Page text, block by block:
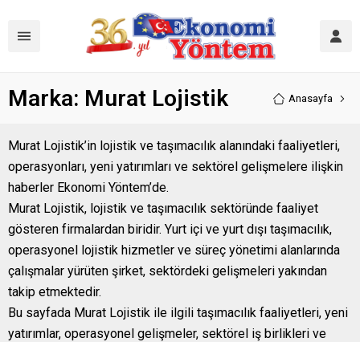
Marka: Murat Lojistik Anasayfa
Murat Lojistik’in lojistik ve taşımacılık alanındaki faaliyetleri,
operasyonları, yeni yatırımları ve sektörel gelişmelere ilişkin
haberler Ekonomi Yöntem’de.
Murat Lojistik, lojistik ve taşımacılık sektöründe faaliyet
gösteren firmalardan biridir. Yurt içi ve yurt dışı taşımacılık,
operasyonel lojistik hizmetler ve süreç yönetimi alanlarında
çalışmalar yürüten şirket, sektördeki gelişmeleri yakından
takip etmektedir.
Bu sayfada Murat Lojistik ile ilgili taşımacılık faaliyetleri, yeni
yatırımlar, operasyonel gelişmeler, sektörel iş birlikleri ve